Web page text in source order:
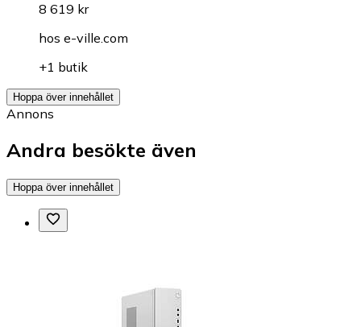
8 619 kr
hos e-ville.com
+1 butik
Hoppa över innehållet
Annons
Andra besökte även
Hoppa över innehållet